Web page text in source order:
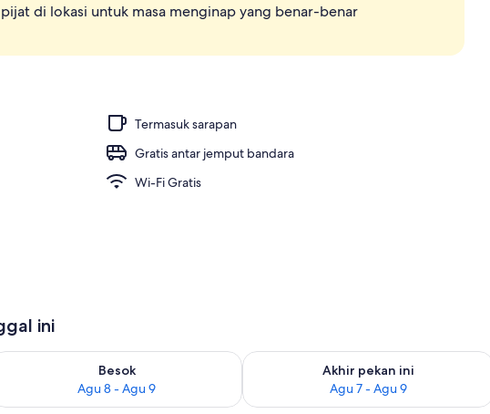
Kamar Junior (Junior Suite) | Minibar, brankas, meja kerja, dan setrika/meja setrika
di lokasi untuk masa menginap yang benar-benar
Termasuk sarapan
Gratis antar jemput bandara
Wi-Fi Gratis
ini
7 - Agu 8
Besok
Agu 8 - Agu 9
ketersediaan untuk besok Agu 8 - Agu 9
Akhir pekan ini
Agu 7 - Agu 9
Periksa ketersediaan untuk akhir